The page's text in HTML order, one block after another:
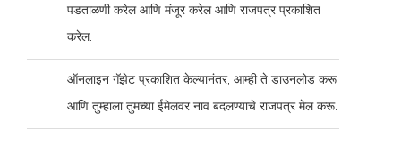
पडताळणी करेल आणि मंजूर करेल आणि राजपत्र प्रकाशित
करेल.
ऑनलाइन गॅझेट प्रकाशित केल्यानंतर, आम्ही ते डाउनलोड करू
आणि तुम्हाला तुमच्या ईमेलवर नाव बदलण्याचे राजपत्र मेल करू.